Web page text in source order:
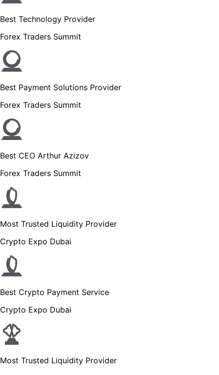
Best Technology Provider
Forex Traders Summit
Best Payment Solutions Provider
Forex Traders Summit
Best CEO Arthur Azizov
Forex Traders Summit
Most Trusted Liquidity Provider
Crypto Expo Dubai
Best Crypto Payment Service
Crypto Expo Dubai
Most Trusted Liquidity Provider